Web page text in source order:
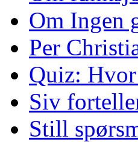
Om Ingen
Per
Quiz:
Siv
Still